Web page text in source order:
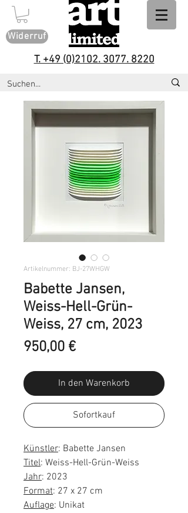
Widerruf
T. +49 (0)2102. 3077. 8220
Artikelnummer: BJ-27WHGW
Babette Jansen,
Weiss-Hell-Grün-
Weiss, 27 cm, 2023
950,00 €Preis
In den Warenkorb
Sofortkauf
Künstler: Babette Jansen
Titel: Weiss-Hell-Grün-Weiss
Jahr: 2023
Format: 27 x 27 cm
Auflage: Unikat